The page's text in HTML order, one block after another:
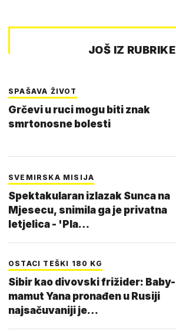
JOŠ IZ RUBRIKE
SPAŠAVA ŽIVOT
Grčevi u ruci mogu biti znak
smrtonosne bolesti
SVEMIRSKA MISIJA
Spektakularan izlazak Sunca na
Mjesecu, snimila ga je privatna
letjelica - 'Pla…
OSTACI TEŠKI 180 KG
Sibir kao divovski frižider: Baby-
mamut Yana pronađen u Rusiji
najsačuvaniji je…